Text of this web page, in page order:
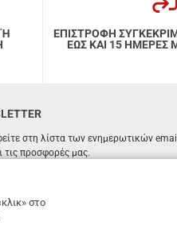
Ή
ΕΠΙΣΤΡΟΦΗ
ΕΩΣ ΚΑΙ 15 ΗΜΕΡΕΣ
στη λίστα των ενημερωτικών
τις προσφορές μας.
διαβάσει κι αποδέχομαι τους
στο